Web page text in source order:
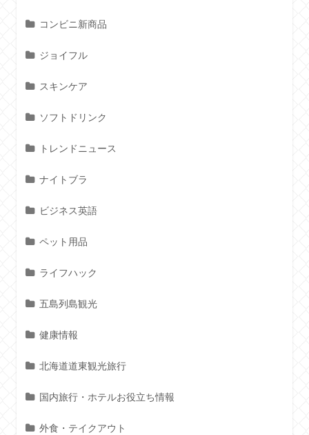
コンビニ新商品
ジョイフル
スキンケア
ソフトドリンク
トレンドニュース
ナイトブラ
ビジネス英語
ペット用品
ライフハック
五島列島観光
健康情報
北海道道東観光旅行
国内旅行・ホテルお役立ち情報
外食・テイクアウト